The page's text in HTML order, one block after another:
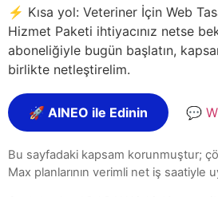
⚡ Kısa yol: Veteriner İçin Web
Hizmet Paketi ihtiyacınız netse
aboneliğiyle bugün başlatın,
birlikte netleştirelim.
🚀 AINEO ile Edinin 💬
Bu sayfadaki kapsam korunmuştur;
Max planlarının verimli net iş saatiyle